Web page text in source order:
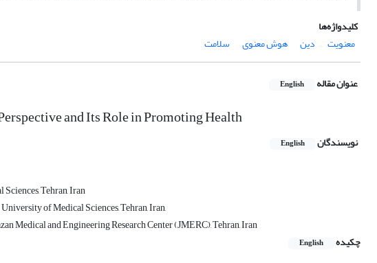
کلیدواژه‌ها
معنویت
دین هوش معنوی سلامت
عنوان مقاله English
and Its Role in Promoting Health
نویسندگان English
Tehran, Iran
of Medical Sciences, Tehran, Iran,
Medical and Engineering Research Center (JMERC), Tehran, Iran
چکیده
English